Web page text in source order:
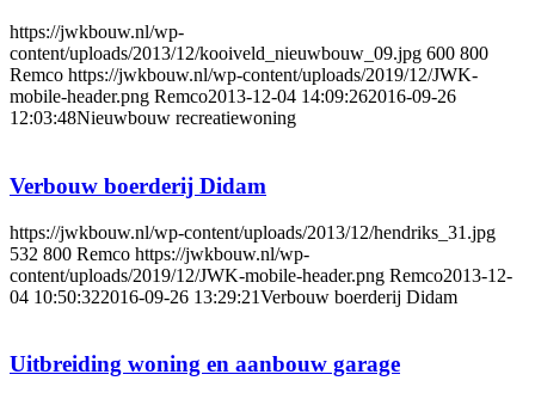
https://jwkbouw.nl/wp-
content/uploads/2013/12/kooiveld_nieuwbouw_09.jpg 600 800
Remco https://jwkbouw.nl/wp-content/uploads/2019/12/JWK-
mobile-header.png Remco2013-12-04 14:09:262016-09-26
12:03:48Nieuwbouw recreatiewoning
Verbouw boerderij Didam
https://jwkbouw.nl/wp-content/uploads/2013/12/hendriks_31.jpg
532 800 Remco https://jwkbouw.nl/wp-
content/uploads/2019/12/JWK-mobile-header.png Remco2013-12-
04 10:50:322016-09-26 13:29:21Verbouw boerderij Didam
Uitbreiding woning en aanbouw garage